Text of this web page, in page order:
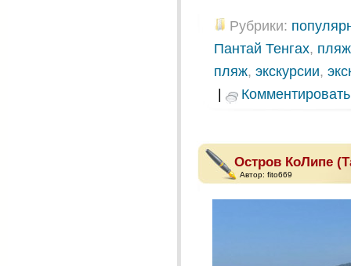
Рубрики:
Пантай Тенгах,
пляж, экскурсии,
|
Комментировать
Остров КоЛипе
Автор: fito669